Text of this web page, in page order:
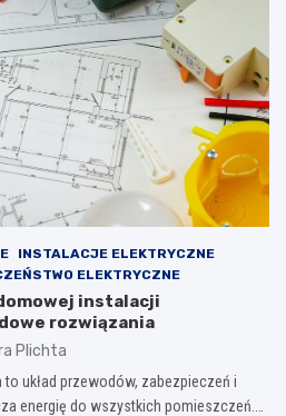
INSTALACJE ELEKTRYCZNE
ELEKTRYCZNE
instalacji
rozwiązania
Plichta
układ przewodów, zabezpieczeń i
energię do wszystkich pomieszczeń.…